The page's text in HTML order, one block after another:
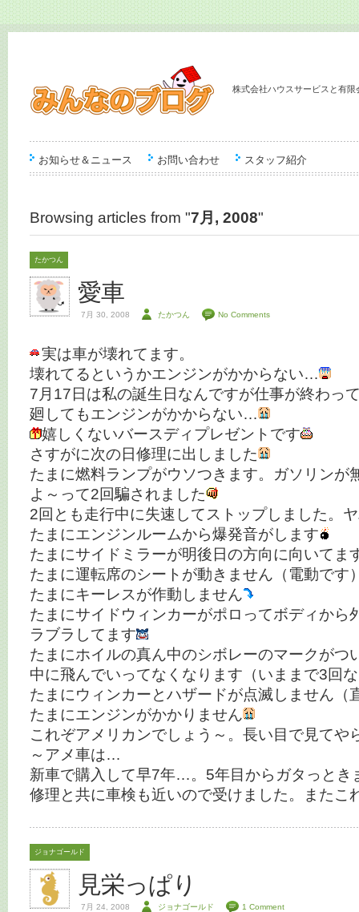
株式会社ハウスサービスと有
お知らせ＆ニュース お問い合わせ スタッフ紹介
Browsing articles from "7月, 2008"
たかつん
愛車
7月 30, 2008 たかつん No Comments
実は車が壊れてます。
壊れてるというかエンジンがかからない…
7月17日は私の誕生日なんですが仕事が終わっ
廻してもエンジンがかからない…
嬉しくないバースディプレゼントです
さすがに次の日修理に出しました
たまに燃料ランプがウソつきます。ガソリンが
よ～って2回騙されました
2回とも走行中に失速してストップしました。
たまにエンジンルームから爆発音がします
たまにサイドミラーが明後日の方向に向いてま
たまに運転席のシートが動きません（電動です
たまにキーレスが作動しません
たまにサイドウィンカーがポロってボディから
ラブラしてます
たまにホイルの真ん中のシボレーのマークがつ
中に飛んでいってなくなります（いままで3回
たまにウィンカーとハザードが点滅しません（
たまにエンジンがかかりません
これぞアメリカンでしょう～。長い目で見てや
～アメ車は…
新車で購入して早7年…。5年目からガタっとき
修理と共に車検も近いので受けました。またこ
ジョナゴールド
見栄っぱり
7月 24, 2008 ジョナゴールド 1 Comment